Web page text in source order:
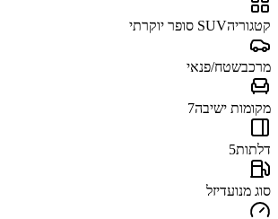
קטגוריהSUV סופר יוקרתי
מרכבשטח/פנאי
מקומות ישיבה7
דלתות5
סוג מנועדיזל